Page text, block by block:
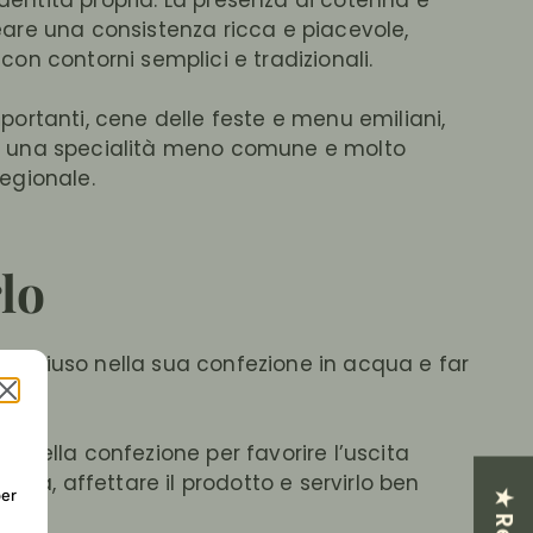
una consistenza ricca e piacevole,
contorni semplici e tradizionali.
cene delle feste e menu emiliani,
specialità meno comune e molto
chiuso nella sua confezione in acqua e far
della confezione per favorire l’uscita
affettare il prodotto e servirlo ben